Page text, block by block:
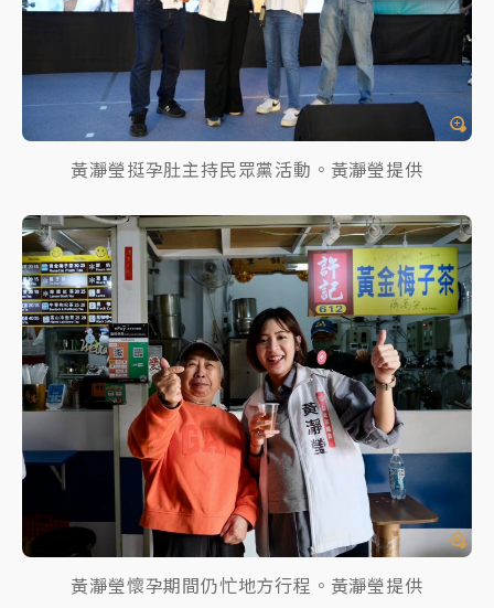
黃瀞瑩挺孕肚主持民眾黨活動。黃瀞瑩提供
黃瀞瑩懷孕期間仍忙地方行程。黃瀞瑩提供